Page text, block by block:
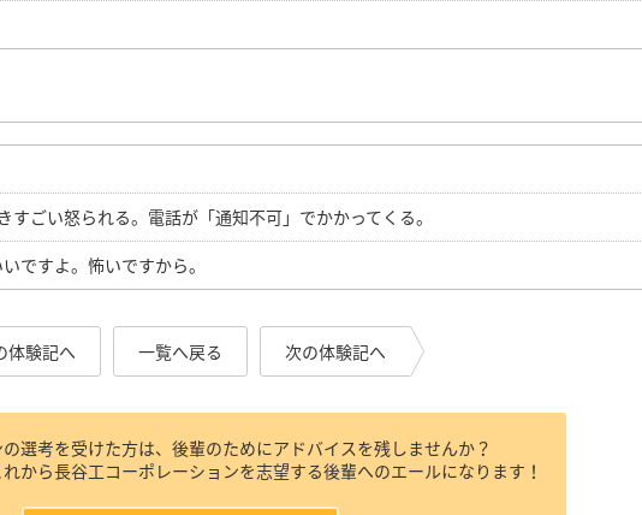
すごい怒られる。電話が「通知不可」でかかってくる。
ですよ。怖いですから。
体験記へ 一覧へ戻る 次の体験記へ
選考を受けた方は、後輩のためにアドバイスを残しませんか？
から長谷工コーポレーションを志望する後輩へのエールになります！